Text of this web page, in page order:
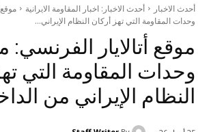
أحدث الاخبار أحدث الاخبار: اخبار المقاومة الايرانية
وحدات المقاومة التي تهز أركان النظام الإيراني...
موقع أتالايار
وحدات المقاومة التي
النظام الإيراني من